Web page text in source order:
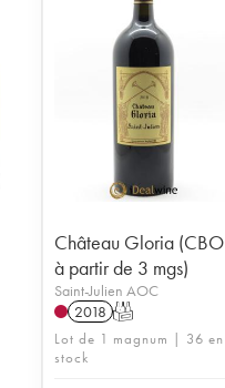
Château Gloria (CBO
à partir de 3 mgs)
Saint-Julien AOC
2018 T
Lot de 1 magnum | 36 en
stock